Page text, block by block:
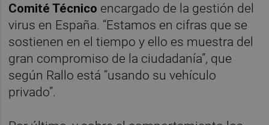
Comité Técnico encargado de la gestión del
virus en España. “Estamos en cifras que se
sostienen en el tiempo y ello es muestra del
gran compromiso de la ciudadanía”, que
según Rallo está “usando su vehículo
privado”.